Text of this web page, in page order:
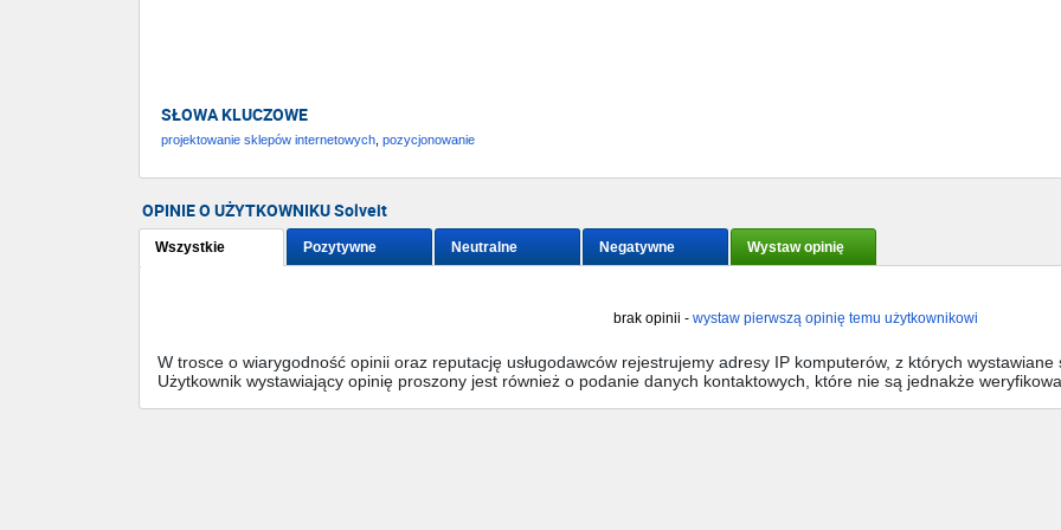
SŁOWA KLUCZOWE
projektowanie sklepów internetowych pozycjonowanie
OPINIE O UŻYTKOWNIKU Solveit
Wszystkie Pozytywne Neutralne Negatywne Wystaw opinię
brak opinii - wystaw pierwszą opinię temu użytkownikowi
W trosce o wiarygodność opinii oraz reputację usługodawców rejestrujemy adresy IP komputerów, z których wystawiane
Użytkownik wystawiający opinię proszony jest również o podanie danych kontaktowych, które nie są jednakże